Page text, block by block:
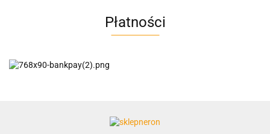
AC EasyLine
Płatności